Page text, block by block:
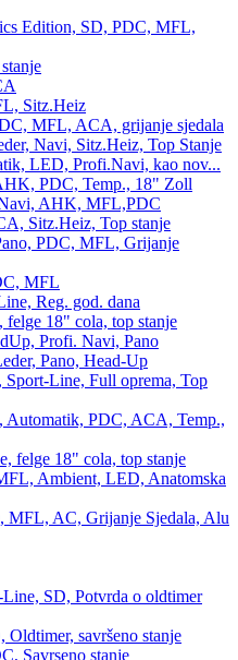
Edition, SD, PDC, MFL,
Sitz.Heiz
MFL, ACA, grijanje sjedala
Navi, Sitz.Heiz, Top Stanje
LED, Profi.Navi, kao nov...
PDC, Temp., 18" Zoll
AHK, MFL,PDC
Sitz.Heiz, Top stanje
PDC, MFL, Grijanje
MFL
Reg. god. dana
18" cola, top stanje
Profi. Navi, Pano
Pano, Head-Up
Line, Full oprema, Top
PDC, ACA, Temp.,
felge 18" cola, top stanje
Ambient, LED, Anatomska
MFL, AC, Grijanje Sjedala, Alu
SD, Potvrda o oldtimer
savršeno stanje
Savrseno stanje